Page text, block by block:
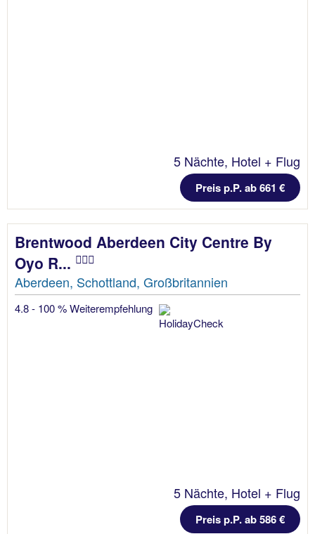
5 Nächte, Hotel + Flug
Preis p.P. ab 661 €
Brentwood Aberdeen City Centre By
Oyo R...
Aberdeen, Schottland, Großbritannien
4.8 - 100 % Weiterempfehlung
5 Nächte, Hotel + Flug
Preis p.P. ab 586 €